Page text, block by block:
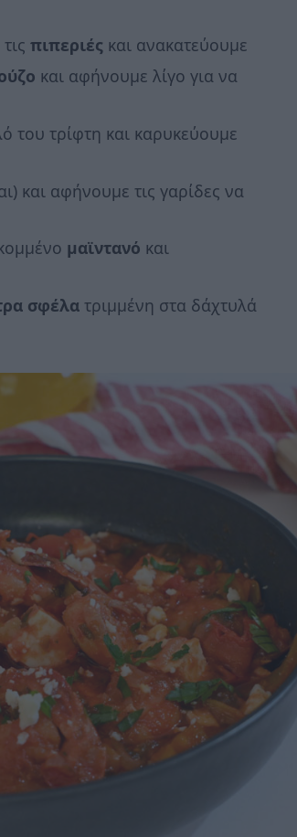
πιπεριέςκαι ανακατεύουμε
και αφήνουμε λίγο για να
του τρίφτη και καρυκεύουμε
και αφήνουμε τις γαρίδες να
μαϊντανό και
σφέλατριμμένη στα δάχτυλά